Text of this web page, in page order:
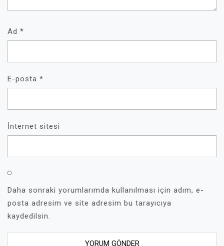
Ad *
E-posta *
İnternet sitesi
Daha sonraki yorumlarımda kullanılması için adım, e-
posta adresim ve site adresim bu tarayıcıya
kaydedilsin.